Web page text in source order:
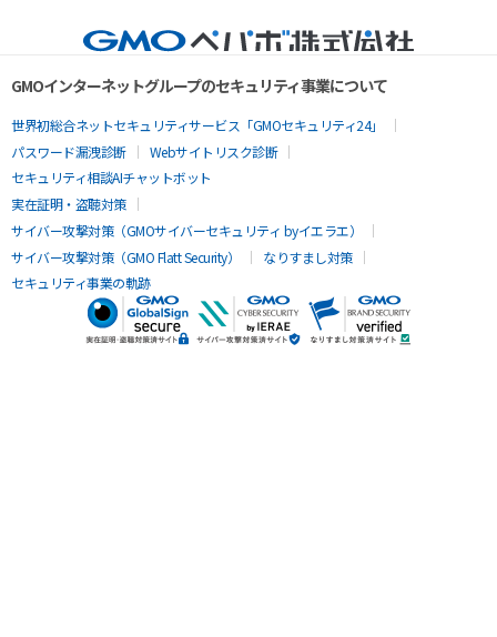
GMOインターネットグループのセキュリティ事業について
世界初総合ネットセキュリティサービス「GMOセキュリティ24」
パスワード漏洩診断
Webサイトリスク診断
セキュリティ相談AIチャットボット
実在証明・盗聴対策
サイバー攻撃対策（GMOサイバーセキュリティ byイエラエ）
サイバー攻撃対策（GMO Flatt Security）
なりすまし対策
セキュリティ事業の軌跡